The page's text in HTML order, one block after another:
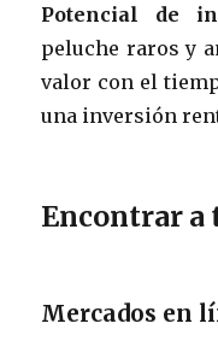
Potencial de
peluche raros y
valor con el
una inversión
Encontrar a
Mercados en